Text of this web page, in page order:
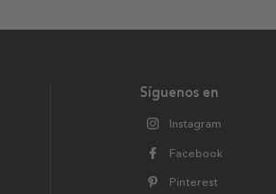
Síguenos en
Instagram
Facebook
Pinterest